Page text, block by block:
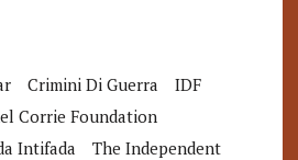
Crimini Di Guerra
IDF
Corrie Foundation
Intifada
The Independent